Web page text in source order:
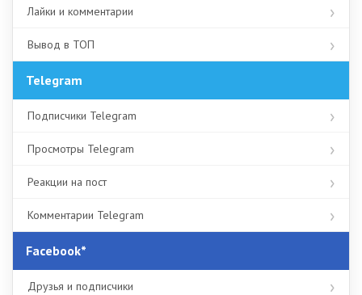
Лайки и комментарии
Вывод в ТОП
Telegram
Подписчики Telegram
Просмотры Telegram
Реакции на пост
Комментарии Telegram
Facebook*
Друзья и подписчики